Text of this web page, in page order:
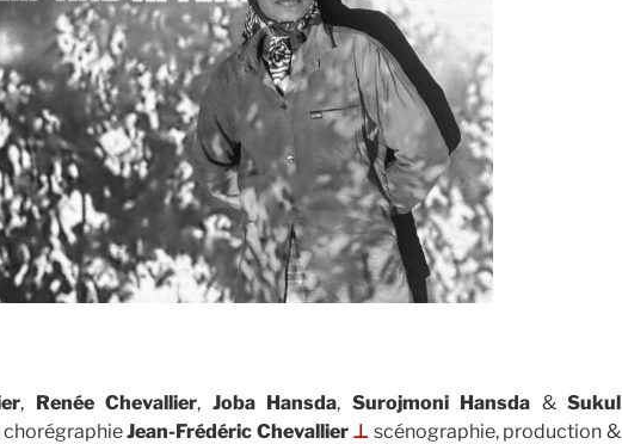
, Renée Chevallier, Joba Hansda, Surojmoni Hansda & Sukul
chorégraphieJean-Frédéric Chevallier ⊥ scénographie, production &